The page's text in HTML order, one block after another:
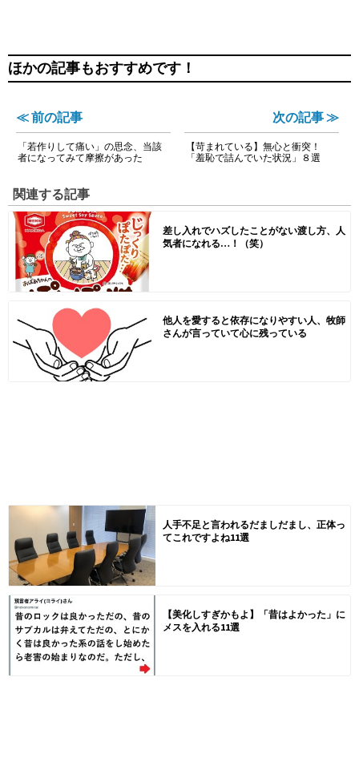
ほかの記事もおすすめです！
≪ 前の記事
「若作りして痛い」の思念、当該
者になってみて摩擦があった
次の記事 ≫
【苛まれている】無心と衝突！
「羞恥で詰んでいた状況」８選
関連する記事
差し入れでハズしたことがない渡し方、人
気者になれる…！（笑）
他人を愛すると依存になりやすい人、牧師
さんが言っていて心に残っている
人手不足と言われるだましだまし、正体っ
てこれですよね11選
【美化しすぎかもよ】「昔はよかった」に
メスを入れる11選